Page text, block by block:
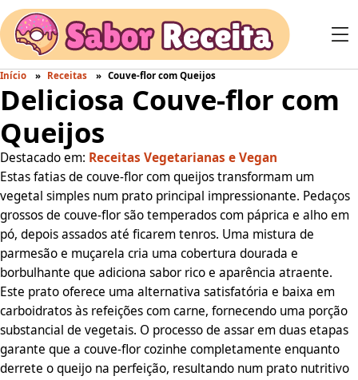
Início Receitas Couve-flor com Queijos
Deliciosa Couve-flor com
Queijos
Destacado em: Receitas Vegetarianas e Vegan
Estas fatias de couve-flor com queijos transformam um
vegetal simples num prato principal impressionante. Pedaços
grossos de couve-flor são temperados com páprica e alho em
pó, depois assados até ficarem tenros. Uma mistura de
parmesão e muçarela cria uma cobertura dourada e
borbulhante que adiciona sabor rico e aparência atraente.
Este prato oferece uma alternativa satisfatória e baixa em
carboidratos às refeições com carne, fornecendo uma porção
substancial de vegetais. O processo de assar em duas etapas
garante que a couve-flor cozinhe completamente enquanto
derrete o queijo na perfeição, resultando num prato nutritivo